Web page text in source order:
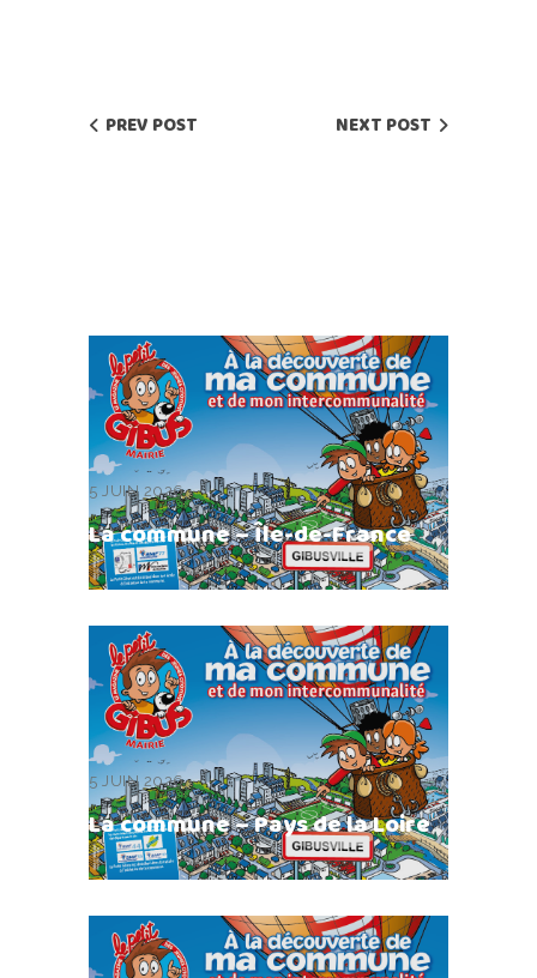
PREV POST NEXT POST
5 JUIN 2026
La commune – Île-de-France
5 JUIN 2026
La commune – Pays de la Loire